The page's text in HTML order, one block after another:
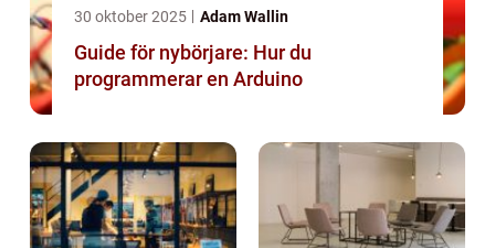
30 oktober 2025 Adam Wallin
Guide för nybörjare: Hur du
programmerar en Arduino